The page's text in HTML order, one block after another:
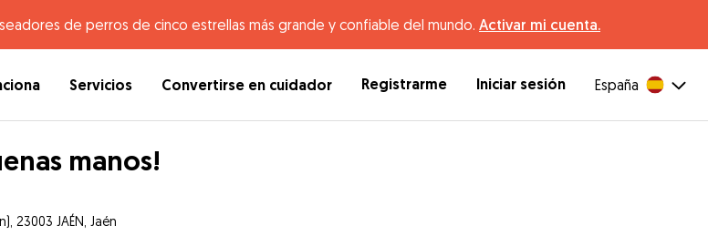
de perros de cinco estrellas más grande y confiable del mundo. Activar mi cuenta.
Servicios Convertirse en cuidador Registrarme Iniciar sesión España
manos!
23003 JAÉN, Jaén